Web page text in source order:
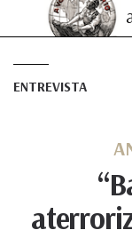
ENTREVISTA